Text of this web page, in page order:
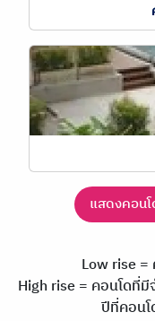
แสดงคอน
Low rise =
High rise = คอนโดที่
ปีที่คอน